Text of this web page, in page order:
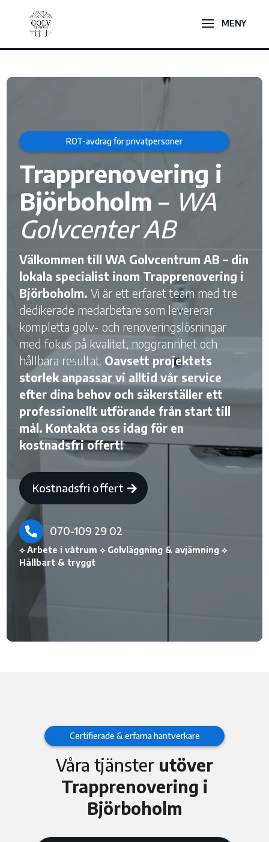
Videospelare
ROT-avdrag för privatpersoner
Trapprenovering i
Björboholm – WA
Golvcenter AB
Välkommen till WA Golvcentrum AB – din
lokala specialist inom Trapprenovering i
Björboholm. Vi är ett erfaret team med tre
dedikerade medarbetare som levererar
kompletta golv- och renoveringslösningar
med fokus på kvalitet, noggrannhet och
hållbara resultat. Oavsett projektets
storlek anpassar vi alltid vår service
efter dina behov och säkerställer ett
professionellt utförande från start till
mål. Kontakta oss idag för en
kostnadsfri offert!
Kostnadsfri offert
 070-109 29 02
⟡ Arbete i våtrum ⟡ Golvläggning & avjämning ⟡
Hållbart & tryggt
Certifierade & erfarna hantverkare
Våra tjänster utöver
Trapprenovering i
Björboholm